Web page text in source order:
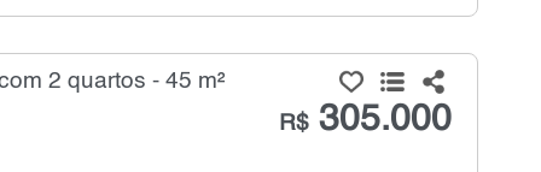
2 quartos - 45 m²
R$305.000